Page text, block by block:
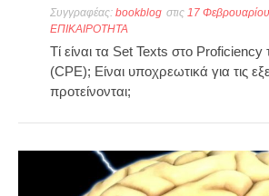
Συγγραφέας: bookblog στις 17
ΕΠΙΚΑΙΡΟΤΗΤΑ
Τί είναι τα Set Texts στο
(CPE); Είναι υποχρεωτικά για τις
προτείνονται;